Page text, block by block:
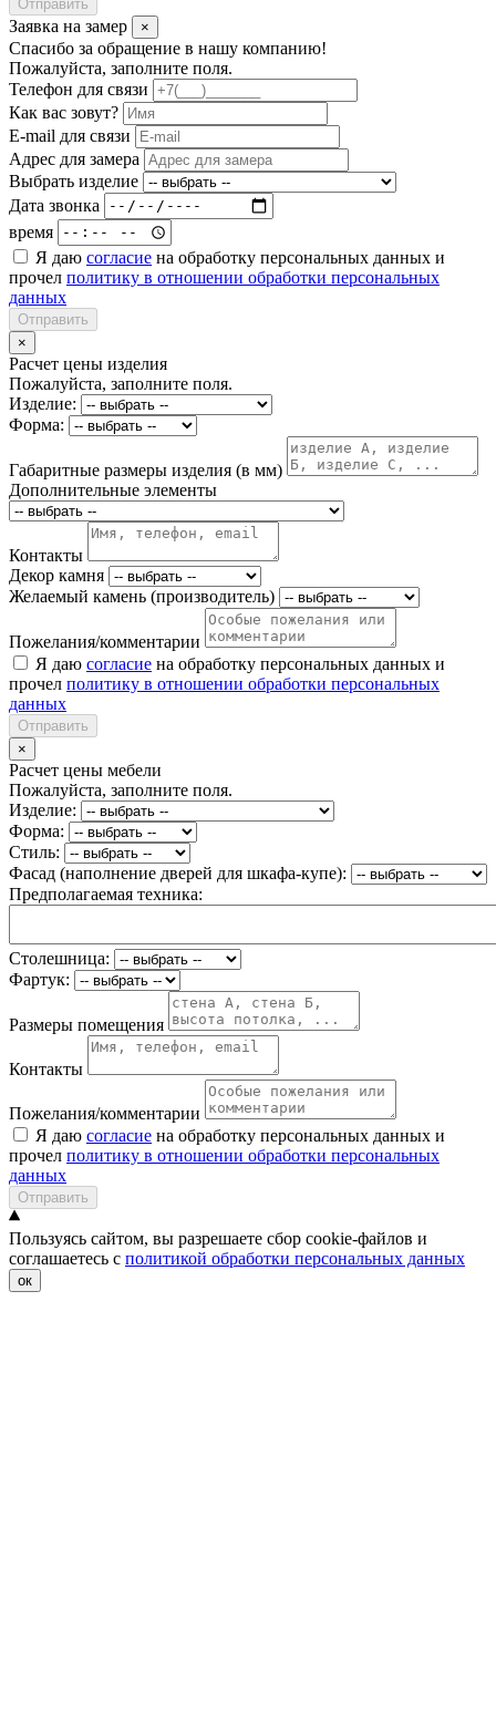
Отправить
Заявка на замер ×
Спасибо за обращение в нашу компанию!
Пожалуйста, заполните поля.
Телефон для связи
Как вас зовут?
E-mail для связи
Адрес для замера
Выбрать изделие
Дата звонка
время
Я даю согласие на обработку персональных данных и
прочел политику в отношении обработки персональных
данных
Отправить
×
Расчет цены изделия
Пожалуйста, заполните поля.
Изделие:
Форма:
Габаритные размеры изделия (в мм)
Дополнительные элементы
Контакты
Декор камня
Желаемый камень (производитель)
Пожелания/комментарии
Я даю согласие на обработку персональных данных и
прочел политику в отношении обработки персональных
данных
Отправить
×
Расчет цены мебели
Пожалуйста, заполните поля.
Изделие:
Форма:
Стиль:
Фасад (наполнение дверей для шкафа-купе):
Предполагаемая техника:
Столешница:
Фартук:
Размеры помещения
Контакты
Пожелания/комментарии
Я даю согласие на обработку персональных данных и
прочел политику в отношении обработки персональных
данных
Отправить
Пользуясь сайтом, вы разрешаете сбор cookie-файлов и
соглашаетесь с политикой обработки персональных данных
ок